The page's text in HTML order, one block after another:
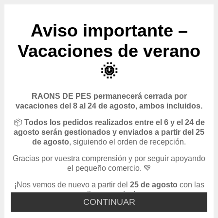
CONTINUAR
Aviso importante –
Vacaciones de verano
🌞
RAONS DE PES permanecerá cerrada por
vacaciones del 8 al 24 de agosto, ambos incluidos.
📦 Todos los pedidos realizados entre el 6 y el 24 de
agosto serán gestionados y enviados a partir del 25
de agosto, siguiendo el orden de recepción.
Gracias por vuestra comprensión y por seguir apoyando
el pequeño comercio. 💚
¡Nos vemos de nuevo a partir del 25 de agosto con las
pilas cargadas!